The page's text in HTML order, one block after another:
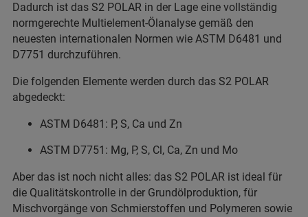
Dadurch ist das S2 POLAR in der Lage eine vollständig
normgerechte Multielement-Ölanalyse gemäß den
neuesten internationalen Normen wie ASTM D6481 und
D7751 durchzuführen.
Die folgenden Elemente werden durch das S2 POLAR
abgedeckt:
ASTM D6481: P, S, Ca und Zn
ASTM D7751: Mg, P, S, Cl, Ca, Zn und Mo
Aber das ist noch nicht alles: das S2 POLAR ist ideal für
die Qualitätskontrolle in der Grundölproduktion, für
Mischvorgänge von Schmierstoffen und Polymeren sowie